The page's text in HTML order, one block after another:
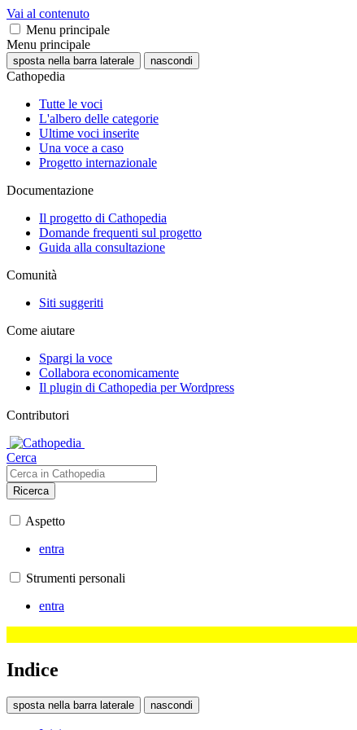
Vai al contenuto
Menu principale
Menu principale
sposta nella barra laterale nascondi
Cathopedia
Tutte le voci
L'albero delle categorie
Ultime voci inserite
Una voce a caso
Progetto internazionale
Documentazione
Il progetto di Cathopedia
Domande frequenti sul progetto
Guida alla consultazione
Comunità
Siti suggeriti
Come aiutare
Spargi la voce
Collabora economicamente
Il plugin di Cathopedia per Wordpress
Contributori
Cerca
Ricerca
Aspetto
entra
Strumenti personali
entra
Indice
sposta nella barra laterale nascondi